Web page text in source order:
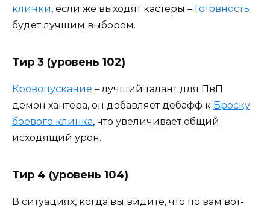
клинки, если же выходят кастеры – Готовность
будет лучшим выбором.
Тир 3 (уровень 102)
Кровопускание – лучший талант для ПвП
демон хантера, он добавляет дебафф к Броску
боевого клинка, что увеличивает общий
исходящий урон.
Тир 4 (уровень 104)
В ситуациях, когда вы видите, что по вам вот-